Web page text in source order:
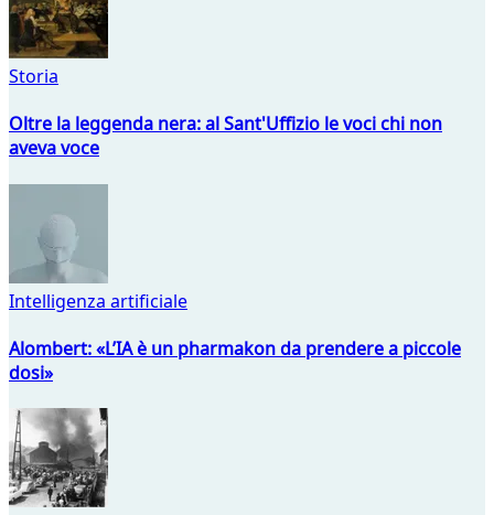
Storia
Oltre la leggenda nera: al Sant'Uffizio le voci chi non
aveva voce
Intelligenza artificiale
Alombert: «L’IA è un pharmakon da prendere a piccole
dosi»